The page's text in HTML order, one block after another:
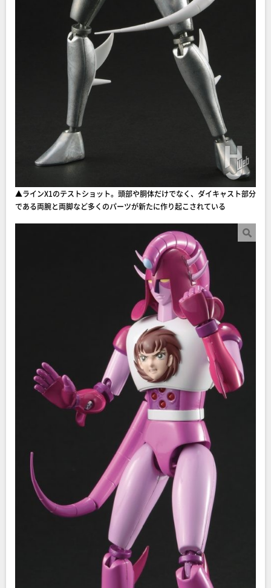
▲ラインX1のテストショット。頭部や胴体だけでなく、ダイキャスト部分
である両腕と両脚など多くのパーツが新たに作り起こされている